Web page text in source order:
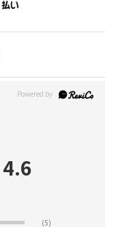
4.6
(5)